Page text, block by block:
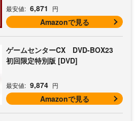
最安値: 6,871 円
Amazonで見る
ゲームセンターCX DVD-BOX23
初回限定特別版 [DVD]
最安値: 9,874 円
Amazonで見る